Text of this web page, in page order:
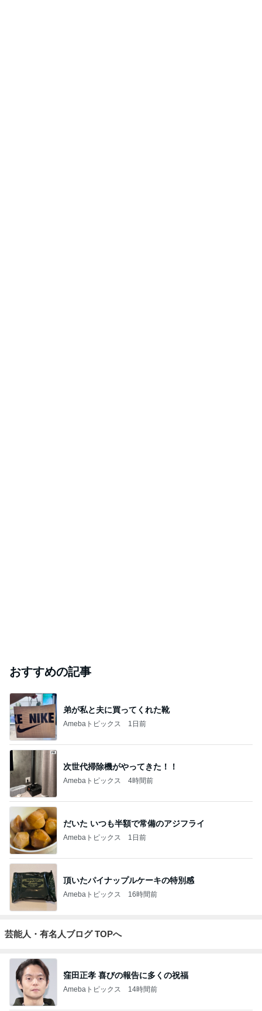
おすすめの記事
弟が私と夫に買ってくれた靴
Amebaトピックス 1日前
次世代掃除機がやってきた！！
Amebaトピックス 4時間前
だいた いつも半額で常備のアジフライ
Amebaトピックス 1日前
頂いたパイナップルケーキの特別感
Amebaトピックス 16時間前
芸能人・有名人ブログ TOPへ
窪田正孝 喜びの報告に多くの祝福
Amebaトピックス 14時間前